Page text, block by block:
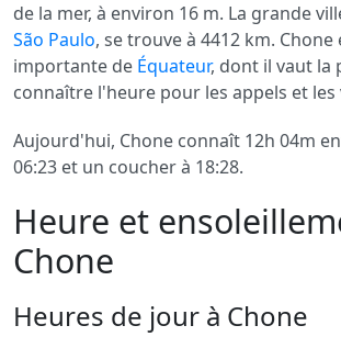
de la mer, à environ 16 m. La grande
São Paulo, se trouve à 4412 km. Chone
importante de Équateur, dont il vaut la
connaître l'heure pour les appels et les
Aujourd'hui, Chone connaît 12h 04m
06:23 et un coucher à 18:28.
Heure et
Chone
Heures de jour à Chone